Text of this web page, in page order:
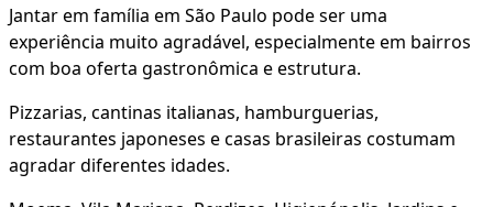
Jantar em família em São Paulo pode ser uma
experiência muito agradável, especialmente em bairros
com boa oferta gastronômica e estrutura.
Pizzarias, cantinas italianas, hamburguerias,
restaurantes japoneses e casas brasileiras costumam
agradar diferentes idades.